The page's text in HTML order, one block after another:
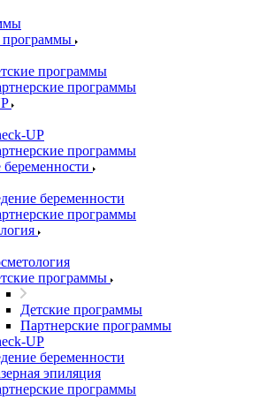
программы
программы
программы
UP
программы
беременности
программы
программы
Детские программы
Партнерские программы
UP
беременности
эпиляция
программы